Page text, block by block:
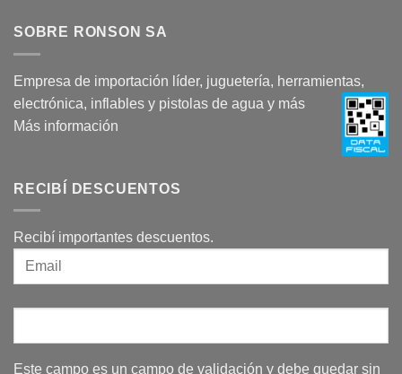
SOBRE RONSON SA
Empresa de importación líder, juguetería, herramientas,
electrónica, inflables y pistolas de agua y más
Más información
RECIBÍ DESCUENTOS
Recibí importantes descuentos.
Este campo es un campo de validación y debe quedar sin